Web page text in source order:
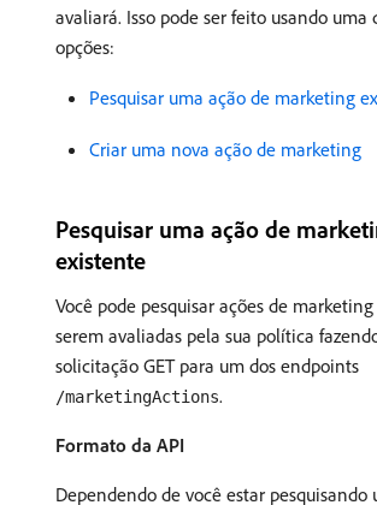
avaliará. Isso pode ser feito usando uma
opções:
Pesquisar uma ação de marketing
Criar uma nova ação de marketing
Pesquisar uma ação de
existente
Você pode pesquisar ações de
serem avaliadas pela sua política
solicitação GET para um dos endpoints
/marketingActions.
Formato da API
Dependendo de você estar pesquisando